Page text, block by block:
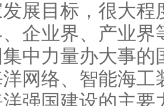
展目标，很大程
企业界、产业界
中力量办大事的
网络、智能海工
强国建设的主要